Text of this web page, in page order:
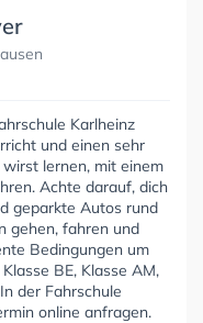
Karlheinz
und einen sehr
lernen, mit einem
Achte darauf, dich
geparkte Autos rund
gehen, fahren und
Bedingungen um
BE, Klasse AM,
der Fahrschule
online anfragen.